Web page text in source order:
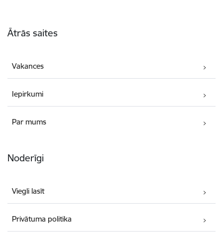
Ātrās saites
Vakances
Iepirkumi
Par mums
Noderīgi
Viegli lasīt
Privātuma politika